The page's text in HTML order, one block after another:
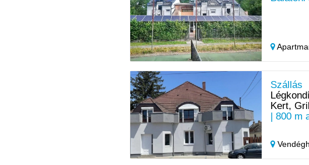
Kert,
| 800 m